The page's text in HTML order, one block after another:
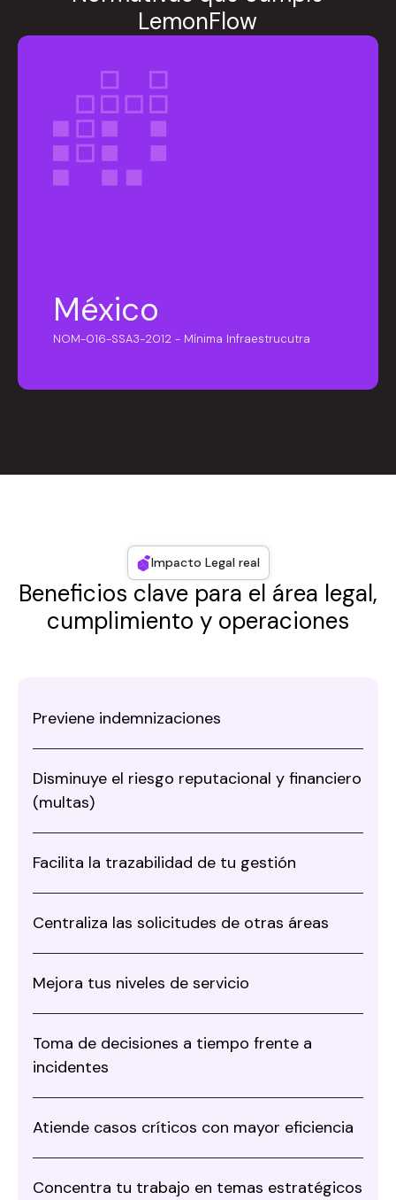
LemonFlow
México
NOM-016-SSA3-2012 - Mínima Infraestrucutra
Impacto Legal real
Beneficios clave para el área legal,
cumplimiento y operaciones
Previene indemnizaciones
Disminuye el riesgo reputacional y financiero
(multas)
Facilita la trazabilidad de tu gestión
Centraliza las solicitudes de otras áreas
Mejora tus niveles de servicio
Toma de decisiones a tiempo frente a
incidentes
Atiende casos críticos con mayor eficiencia
Concentra tu trabajo en temas estratégicos